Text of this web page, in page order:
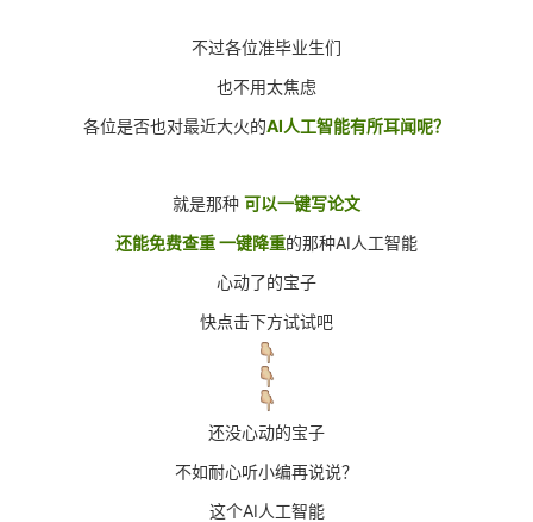
不过各位准毕业生们
也不用太焦虑
各位是否也对最近大火的AI人工智能有所耳闻呢？
就是那种 可以一键写论文
还能免费查重 一键降重的那种AI人工智能
心动了的宝子
快点击下方试试吧
还没心动的宝子
不如耐心听小编再说说？
这个AI人工智能